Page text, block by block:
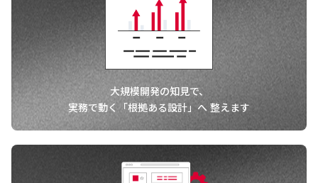
大規模開発の知見で、
実務で動く「根拠ある設計」へ 整えます